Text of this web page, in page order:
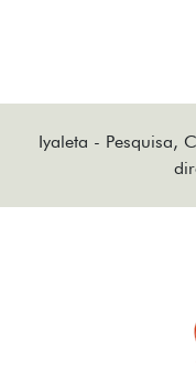
Iyaleta - Pesquisa,